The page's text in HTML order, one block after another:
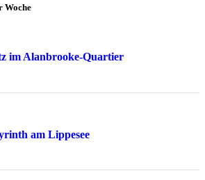
Woche
im Alanbrooke-Quartier
am Lippesee